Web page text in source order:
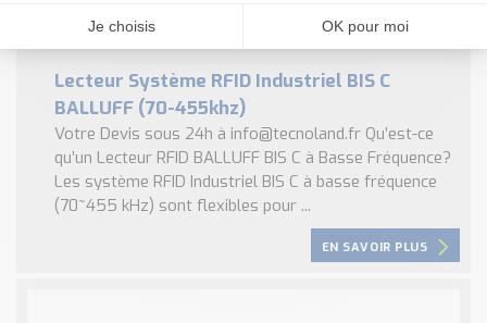
Lecteur Système RFID Industriel BIS C
BALLUFF (70-455khz)
Votre Devis sous 24h à info@tecnoland.fr Qu’est-ce
qu’un Lecteur RFID BALLUFF BIS C à Basse Fréquence?
Les système RFID Industriel BIS C à basse fréquence
(70~455 kHz) sont flexibles pour ...
EN SAVOIR PLUS